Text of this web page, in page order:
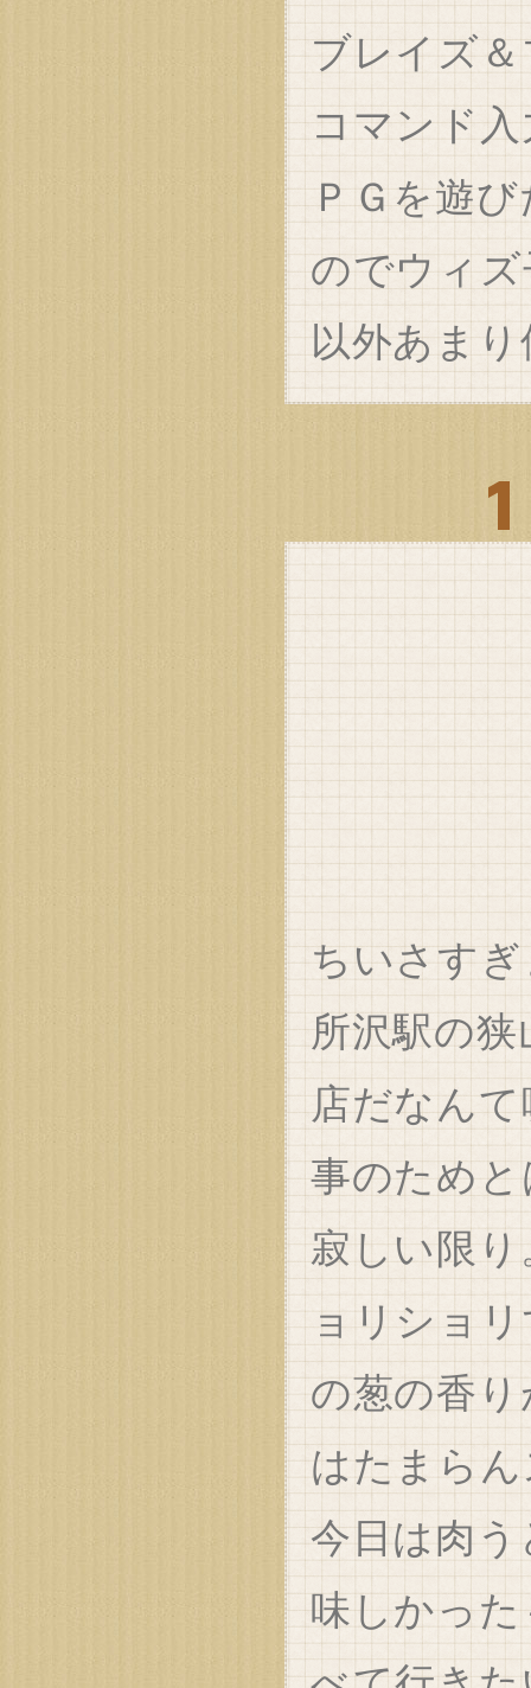
ブレイズ
コマンド
ＰＧを遊
のでウィ
以外あま
ちいさす
所沢駅の
店だなん
事のため
寂しい限
ョリショ
の葱の香
はたまら
今日は肉
味しかっ